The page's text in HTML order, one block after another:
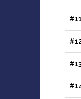
#11
#12
#13